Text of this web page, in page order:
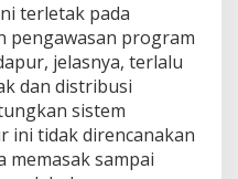
terletak pada
pengawasan program
jelasnya, terlalu
dan distribusi
sistem
ini tidak direncanakan
memasak sampai